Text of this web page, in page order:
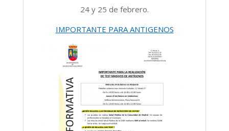
24 y 25 de febrero.
IMPORTANTE PARA ANTIGENOS